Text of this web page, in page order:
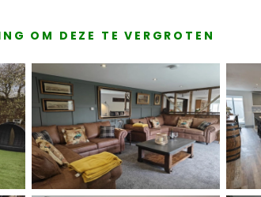
OM DEZE TE VERGROTEN